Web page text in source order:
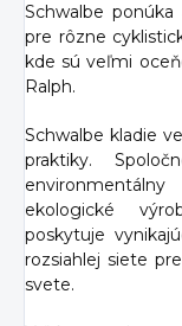
Schwalbe
pre rôzne
kde sú veľmi
Ralph.
Schwalbe kladie
praktiky.
ekologické
poskytuje
rozsiahlej siete
svete.